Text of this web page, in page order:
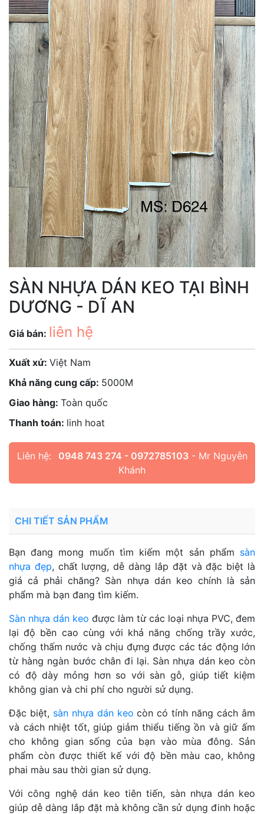
SÀN NHỰA DÁN KEO TẠI BÌNH
DƯƠNG - DĨ AN
Giá bán: liên hệ
Xuất xứ: Việt Nam
Khả năng cung cấp: 5000M
Giao hàng: Toàn quốc
Thanh toán: linh hoat
Liên hệ: 0948 743 274 - 0972785103- Mr Nguyễn
Khánh
CHI TIẾT SẢN PHẨM
Bạn đang mong muốn tìm kiếm một sản phẩm sàn
nhựa đẹp, chất lượng, dễ dàng lắp đặt và đặc biệt là
giá cả phải chăng? Sàn nhựa dán keo chính là sản
phẩm mà bạn đang tìm kiếm.
Sàn nhựa dán keo được làm từ các loại nhựa PVC, đem
lại độ bền cao cùng với khả năng chống trầy xước,
chống thấm nước và chịu đựng được các tác động lớn
từ hàng ngàn bước chân đi lại. Sàn nhựa dán keo còn
có độ dày mỏng hơn so với sàn gỗ, giúp tiết kiệm
không gian và chi phí cho người sử dụng.
Đặc biệt, sàn nhựa dán keo còn có tính năng cách âm
và cách nhiệt tốt, giúp giảm thiểu tiếng ồn và giữ ấm
cho không gian sống của bạn vào mùa đông. Sản
phẩm còn được thiết kế với độ bền màu cao, không
phai màu sau thời gian sử dụng.
Với công nghệ dán keo tiên tiến, sàn nhựa dán keo
giúp dễ dàng lắp đặt mà không cần sử dụng đinh hoặc